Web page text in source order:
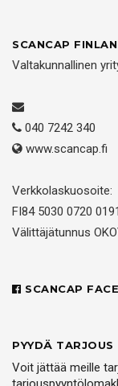
SCANCAP
Valtakunnallinen
040 7242 340
www.scancap.fi
Verkkolaskuosoite:
FI84 5030 0720
Välittäjätunnus
SCANCAP
PYYDÄ TARJOUS
Voit jättää meille